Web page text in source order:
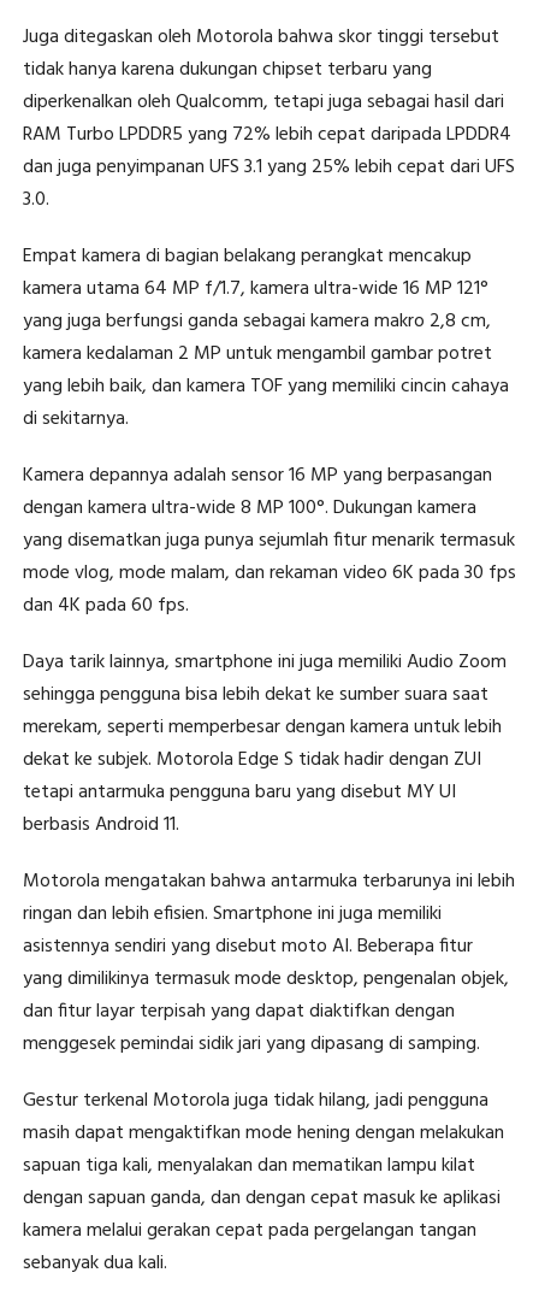
Juga ditegaskan oleh Motorola bahwa skor tinggi tersebut
tidak hanya karena dukungan chipset terbaru yang
diperkenalkan oleh Qualcomm, tetapi juga sebagai hasil dari
RAM Turbo LPDDR5 yang 72% lebih cepat daripada LPDDR4
dan juga penyimpanan UFS 3.1 yang 25% lebih cepat dari UFS
3.0.
Empat kamera di bagian belakang perangkat mencakup
kamera utama 64 MP f/1.7, kamera ultra-wide 16 MP 121°
yang juga berfungsi ganda sebagai kamera makro 2,8 cm,
kamera kedalaman 2 MP untuk mengambil gambar potret
yang lebih baik, dan kamera TOF yang memiliki cincin cahaya
di sekitarnya.
Kamera depannya adalah sensor 16 MP yang berpasangan
dengan kamera ultra-wide 8 MP 100°. Dukungan kamera
yang disematkan juga punya sejumlah fitur menarik termasuk
mode vlog, mode malam, dan rekaman video 6K pada 30 fps
dan 4K pada 60 fps.
Daya tarik lainnya, smartphone ini juga memiliki Audio Zoom
sehingga pengguna bisa lebih dekat ke sumber suara saat
merekam, seperti memperbesar dengan kamera untuk lebih
dekat ke subjek. Motorola Edge S tidak hadir dengan ZUI
tetapi antarmuka pengguna baru yang disebut MY UI
berbasis Android 11.
Motorola mengatakan bahwa antarmuka terbarunya ini lebih
ringan dan lebih efisien. Smartphone ini juga memiliki
asistennya sendiri yang disebut moto AI. Beberapa fitur
yang dimilikinya termasuk mode desktop, pengenalan objek,
dan fitur layar terpisah yang dapat diaktifkan dengan
menggesek pemindai sidik jari yang dipasang di samping.
Gestur terkenal Motorola juga tidak hilang, jadi pengguna
masih dapat mengaktifkan mode hening dengan melakukan
sapuan tiga kali, menyalakan dan mematikan lampu kilat
dengan sapuan ganda, dan dengan cepat masuk ke aplikasi
kamera melalui gerakan cepat pada pergelangan tangan
sebanyak dua kali.